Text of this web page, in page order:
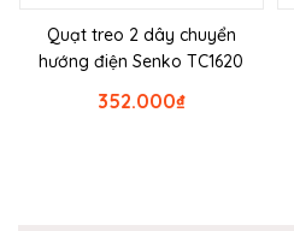
Quạt treo 2 dây chuyển
hướng điện Senko TC1620
₫
352.000